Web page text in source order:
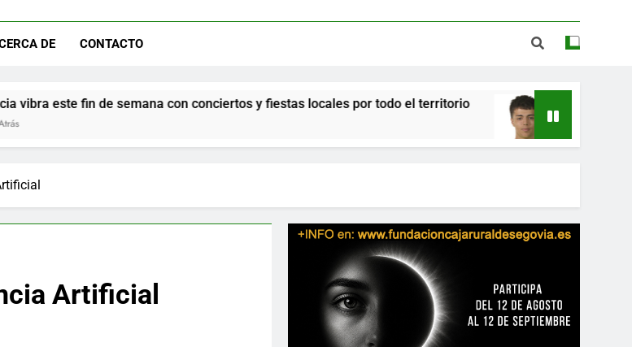
DE CONTACTO
de semana con conciertos y fiestas locales por todo el territorio El Betis ficha al portero
51 Minutos Atrás
Artificial